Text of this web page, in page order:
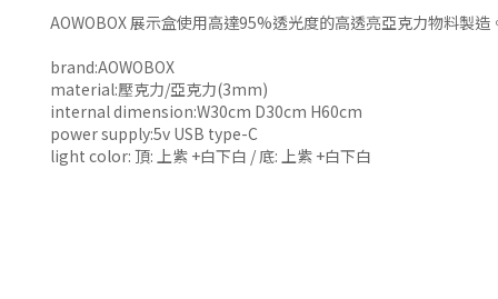
AOWOBOX 展示盒使用高達95%透光度的高透亮亞克力物料製
brand:AOWOBOX
material:壓克力/亞克力(3mm)
internal dimension:W30cm D30cm H60cm
power supply:5v USB type-C
light color: 頂: 上紫 +白下白 / 底: 上紫 +白下白